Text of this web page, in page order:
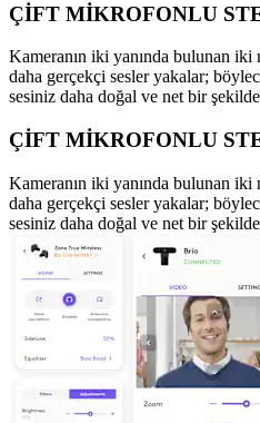
ÇİFT MİKROFONLU
Kameranın iki yanında bulunan iki
daha gerçekçi sesler yakalar;
sesiniz daha doğal ve net bir
ÇİFT MİKROFONLU
Kameranın iki yanında bulunan iki
daha gerçekçi sesler yakalar;
sesiniz daha doğal ve net bir